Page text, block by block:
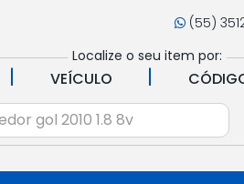
(55)
Localize o seu item por:
| VEÍCULO |